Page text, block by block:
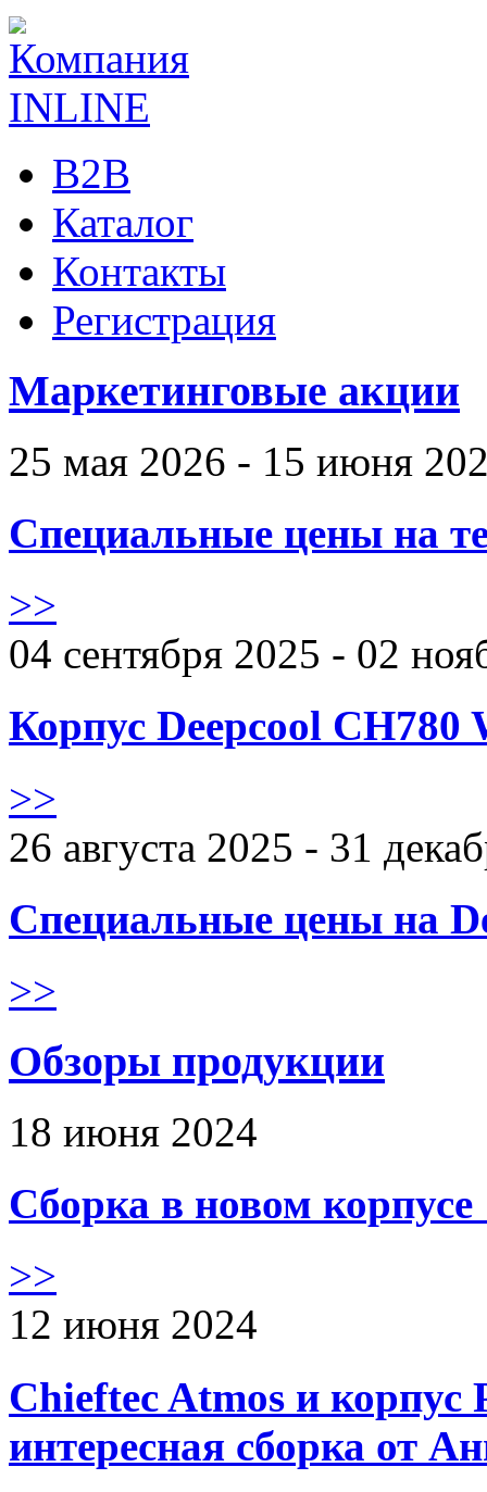
B2B
Каталог
Контакты
Регистрация
Маркетинговые акции
25 мая 2026 - 15 июня
Специальные цены на
>>
04 сентября 2025 - 02
Корпус Deepcool CH780
>>
26 августа 2025 - 31
Специальные цены на
>>
Обзоры продукции
18 июня 2024
Сборка в новом
>>
12 июня 2024
Chieftec Atmos и корпус
интересная сборка от